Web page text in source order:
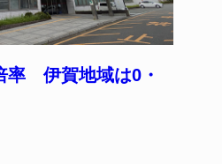
率 伊賀地域は0・